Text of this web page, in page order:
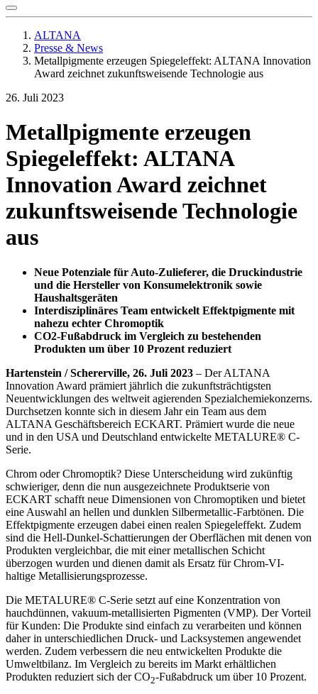
ALTANA
Presse & News
Metallpigmente erzeugen Spiegeleffekt: ALTANA Innovation
Award zeichnet zukunftsweisende Technologie aus
26. Juli 2023
Metallpigmente erzeugen
Spiegeleffekt: ALTANA
Innovation Award zeichnet
zukunftsweisende Technologie
aus
Neue Potenziale für Auto-Zulieferer, die Druckindustrie
und die Hersteller von Konsumelektronik sowie
Haushaltsgeräten
Interdisziplinäres Team entwickelt Effektpigmente mit
nahezu echter Chromoptik
CO2-Fußabdruck im Vergleich zu bestehenden
Produkten um über 10 Prozent reduziert
Hartenstein / Schererville, 26. Juli 2023 – Der ALTANA
Innovation Award prämiert jährlich die zukunftsträchtigsten
Neuentwicklungen des weltweit agierenden Spezialchemiekonzerns.
Durchsetzen konnte sich in diesem Jahr ein Team aus dem
ALTANA Geschäftsbereich ECKART. Prämiert wurde die neue
und in den USA und Deutschland entwickelte METALURE® C-
Serie.
Chrom oder Chromoptik? Diese Unterscheidung wird zukünftig
schwieriger, denn die nun ausgezeichnete Produktserie von
ECKART schafft neue Dimensionen von Chromoptiken und bietet
eine Auswahl an hellen und dunklen Silbermetallic-Farbtönen. Die
Effektpigmente erzeugen dabei einen realen Spiegeleffekt. Zudem
sind die Hell-Dunkel-Schattierungen der Oberflächen mit denen von
Produkten vergleichbar, die mit einer metallischen Schicht
überzogen wurden und dienen damit als Ersatz für Chrom-VI-
haltige Metallisierungsprozesse.
Die METALURE® C-Serie setzt auf eine Konzentration von
hauchdünnen, vakuum-metallisierten Pigmenten (VMP). Der Vorteil
für Kunden: Die Produkte sind einfach zu verarbeiten und können
daher in unterschiedlichen Druck- und Lacksystemen angewendet
werden. Zudem verbessern die neu entwickelten Produkte die
Umweltbilanz. Im Vergleich zu bereits im Markt erhältlichen
Produkten reduziert sich der CO2-Fußabdruck um über 10 Prozent.